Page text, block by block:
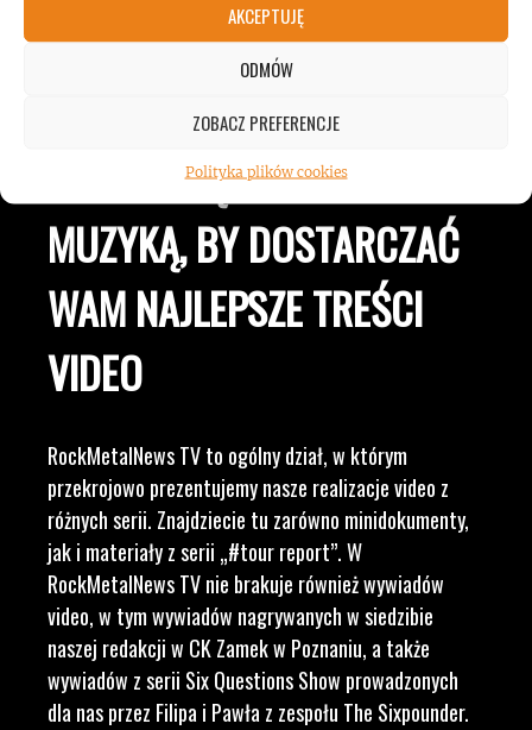
AKCEPTUJĘ
ODMÓW
ZOBACZ PREFERENCJE
Polityka plików cookies
JESTEŚMY BLISKO
ZESPOŁÓW, KONCERTÓW I
LUDZI ZWIĄZANYCH Z
MUZYKĄ, BY DOSTARCZAĆ
WAM NAJLEPSZE TREŚCI
VIDEO
RockMetalNews TV to ogólny dział, w którym
przekrojowo prezentujemy nasze realizacje video z
różnych serii. Znajdziecie tu zarówno minidokumenty,
jak i materiały z serii „#tour report”. W
RockMetalNews TV nie brakuje również wywiadów
video, w tym wywiadów nagrywanych w siedzibie
naszej redakcji w CK Zamek w Poznaniu, a także
wywiadów z serii Six Questions Show prowadzonych
dla nas przez Filipa i Pawła z zespołu The Sixpounder.